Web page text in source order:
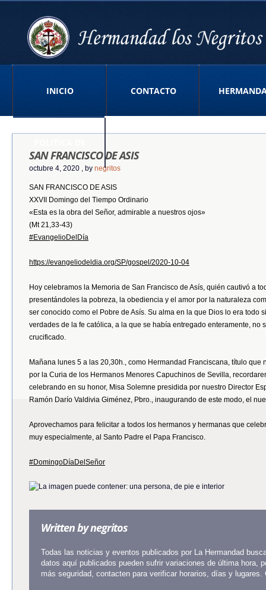
INICIO CONTACTO
PRIVACIDAD APP
SAN FRANCISCO DE ASIS
octubre 4, 2020 , by negritos
SAN FRANCISCO DE ASIS
XXVII Domingo del Tiempo Ordinario
«Esta es la obra del Señor, admirable a nuestros ojos»
(Mt 21,33-43)
#EvangelioDelDía
https://evangeliodeldia.org/SP/gospel/2020-10-04
Hoy celebramos la Memoria de San Francisco de Asís, quién cautivó a
presentándoles la pobreza, la obediencia y el amor por la naturaleza
ser conocido como el Pobre de Asís. Su alma en la que Dios lo era todo
verdades de la fe católica, a la que se había entregado enteramente, no
crucificado.
Mañana lunes 5 a las 20,30h., como Hermandad Franciscana, título que
por la Curia de los Hermanos Menores Capuchinos de Sevilla,
celebrando en su honor, Misa Solemne presidida por nuestro Director
Ramón Darío Valdivia Giménez, Pbro., inaugurando de este modo, el
Aprovechamos para felicitar a todos los hermanos y hermanas que
muy especialmente, al Santo Padre el Papa Francisco.
#DomingoDíaDelSeñor
Written bynegritos
Todas las noticias y eventos publicados por La Hermandad
datos aquí publicados pueden sufrir variaciones de última hora,
más seguridad, contacten para verificar horarios, días y lugares.